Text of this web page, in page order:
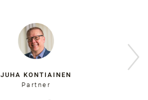
JUHA KONTIAINEN
Partner